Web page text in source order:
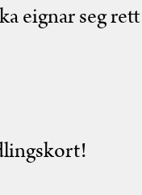
eignar seg rett